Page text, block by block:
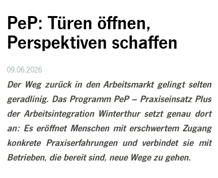
PeP: Türen öffnen,
Perspektiven schaffen
09.06.2026
Der Weg zurück in den Arbeitsmarkt gelingt selten
geradlinig. Das Programm PeP – Praxiseinsatz Plus
der Arbeitsintegration Winterthur setzt genau dort
an: Es eröffnet Menschen mit erschwertem Zugang
konkrete Praxiserfahrungen und verbindet sie mit
Betrieben, die bereit sind, neue Wege zu gehen.